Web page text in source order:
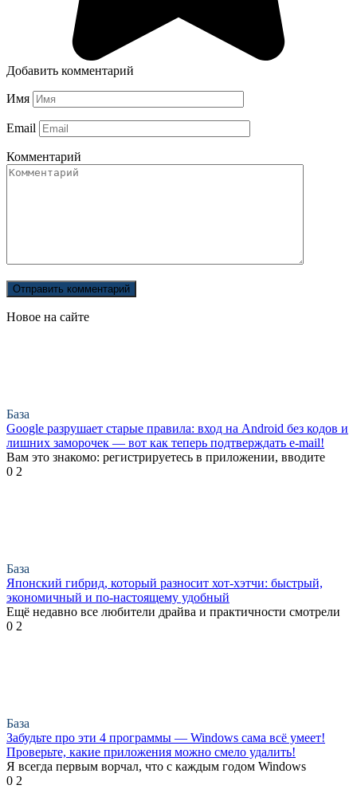
Добавить комментарий
Имя
Email
Комментарий
Новое на сайте
База
Google разрушает старые правила: вход на Android без кодов и
лишних заморочек — вот как теперь подтверждать e-mail!
Вам это знакомо: регистрируетесь в приложении, вводите
0 2
База
Японский гибрид, который разносит хот-хэтчи: быстрый,
экономичный и по-настоящему удобный
Ещё недавно все любители драйва и практичности смотрели
0 2
База
Забудьте про эти 4 программы — Windows сама всё умеет!
Проверьте, какие приложения можно смело удалить!
Я всегда первым ворчал, что с каждым годом Windows
0 2